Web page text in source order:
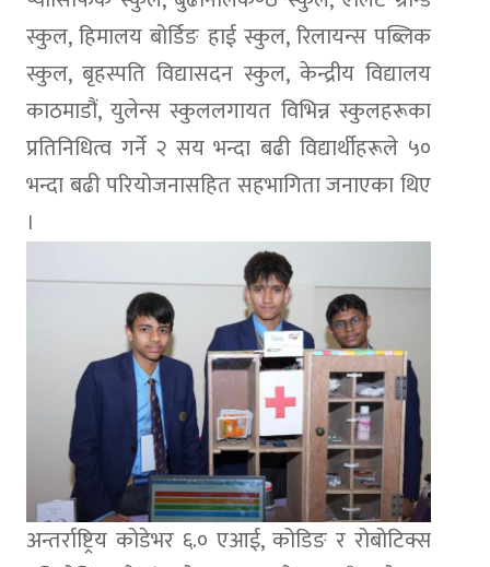
स्कुल, हिमालय बोर्डिङ हाई स्कुल, रिलायन्स पब्लिक
स्कुल, बृहस्पति विद्यासदन स्कुल, केन्द्रीय विद्यालय
काठमाडौं, युलेन्स स्कुललगायत विभिन्न स्कुलहरूका
प्रतिनिधित्व गर्ने २ सय भन्दा बढी विद्यार्थीहरूले ५०
भन्दा बढी परियोजनासहित सहभागिता जनाएका थिए
।
अन्तर्राष्ट्रिय कोडेभर ६.० एआई, कोडिङ र रोबोटिक्स